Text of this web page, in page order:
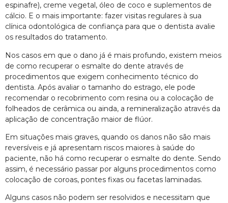
espinafre), creme vegetal, óleo de coco e suplementos de
cálcio. E o mais importante: fazer visitas regulares à sua
clínica odontológica de confiança para que o dentista avalie
os resultados do tratamento.
Nos casos em que o dano já é mais profundo, existem meios
de como recuperar o esmalte do dente através de
procedimentos que exigem conhecimento técnico do
dentista. Após avaliar o tamanho do estrago, ele pode
recomendar o recobrimento com resina ou a colocação de
folheados de cerâmica ou ainda, a remineralização através da
aplicação de concentração maior de flúor.
Em situações mais graves, quando os danos não são mais
reversíveis e já apresentam riscos maiores à saúde do
paciente, não há como recuperar o esmalte do dente. Sendo
assim, é necessário passar por alguns procedimentos como
colocação de coroas, pontes fixas ou facetas laminadas.
Alguns casos não podem ser resolvidos e necessitam que